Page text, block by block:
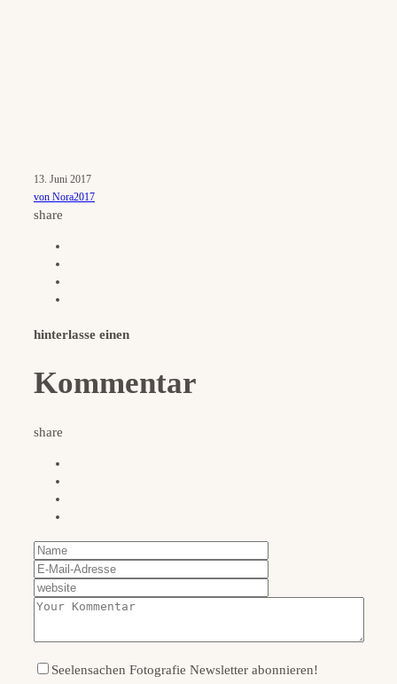
13. Juni 2017
von Nora2017
share
hinterlasse einen
Kommentar
share
Seelensachen Fotografie Newsletter abonnieren!